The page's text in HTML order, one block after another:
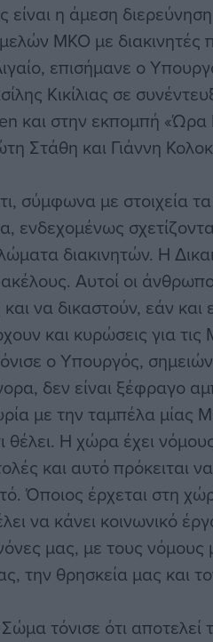
είναι η άμεση
ΜΚΟ με
επισήμανε ο
Κικίλιας σε
και στην εκπομπή «Ώρα
Στάθη και Γιάννη
σύμφωνα με στοιχεία τα
ενδεχομένως
διακινητών. Η
Αυτοί οι
να δικαστούν, εάν και
και κυρώσεις για τις
ο Υπουργός,
δεν είναι ξέφραγο
με την ταμπέλα μίας
θέλει. Η χώρα έχει
και αυτό πρόκειται
Όποιος έρχεται στη
να κάνει κοινωνικό
μας, με τους
την θρησκεία μας και
τόνισε ότι αποτελεί